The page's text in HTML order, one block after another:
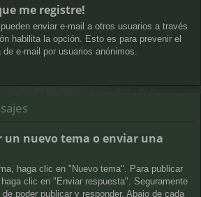
me registre!
enviar e-mail a otros usuarios a través
habilita la opción. Esto es para prevenir el
e-mail por usuarios anónimos.
un nuevo tema o enviar una
haga clic en "Nuevo tema". Para publicar
clic en "Enviar respuesta". Seguramente
poder publicar y responder. Abajo de cada